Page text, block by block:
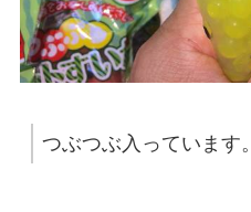
つぶつぶ入っています。